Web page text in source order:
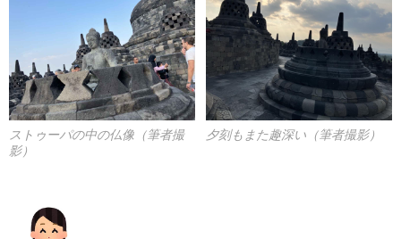
ストゥーパの中の仏像（筆者撮
影）
夕刻もまた趣深い（筆者撮影）